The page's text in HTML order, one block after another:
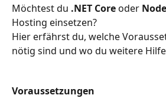
Möchtest du .NET Core oder
Hosting einsetzen?
Hier erfährst du, welche
nötig sind und wo du weitere
Voraussetzungen